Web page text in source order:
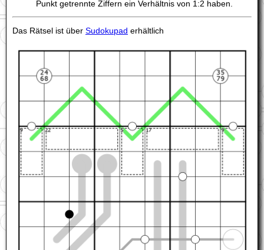
Punkt getrennte Ziffern ein Verhältnis von 1:2 haben.
Das Rätsel ist über Sudokupad erhältlich